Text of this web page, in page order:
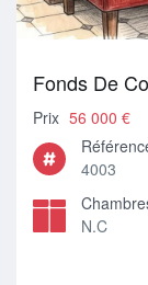
Fonds De
Prix 56 000 €
4003
N.C